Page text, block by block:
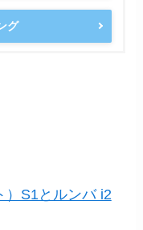
グ
）S1とルンバ i2